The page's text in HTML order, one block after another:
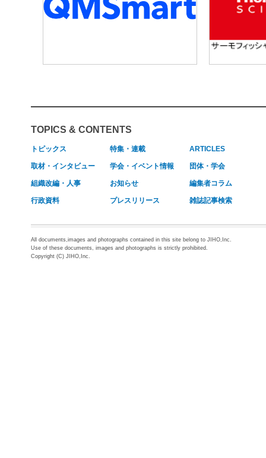
TOPICS & CONTENTS
トピックス 特集・連載 ARTICLES
取材・インタビュー 学会・イベント情報 団体・学会
組織改編・人事 お知らせ 編集者コラム
行政資料 プレスリリース 雑誌記事検索
All documents,images and photographs contained in this site belong to JIHO,Inc.
Use of these documents, images and photographs is strictly prohibited.
Copyright (C) JIHO,Inc.